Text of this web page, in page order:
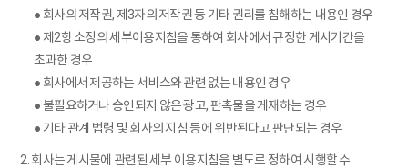
● 회사의 저작권, 제3자의 저작권 등 기타 권리를 침해하는 내용인 경우
● 제2항 소정의 세부이용지침을 통하여 회사에서 규정한 게시기간을
초과한 경우
● 회사에서 제공하는 서비스와 관련 없는 내용인 경우
● 불필요하거나 승인되지 않은 광고, 판촉물을 게재하는 경우
● 기타 관계 법령 및 회사의 지침 등에 위반된다고 판단되는 경우
2. 회사는 게시물에 관련된 세부 이용지침을 별도로 정하여 시행할 수